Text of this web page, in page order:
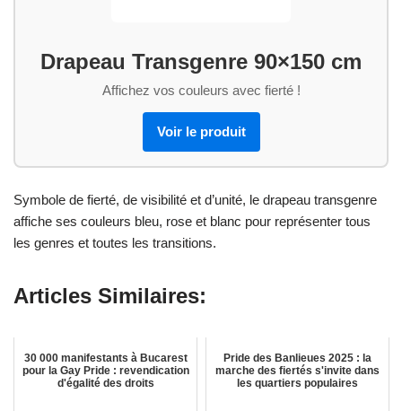
Drapeau Transgenre 90×150 cm
Affichez vos couleurs avec fierté !
Voir le produit
Symbole de fierté, de visibilité et d’unité, le drapeau transgenre
affiche ses couleurs bleu, rose et blanc pour représenter tous
les genres et toutes les transitions.
Articles Similaires:
30 000 manifestants à Bucarest
pour la Gay Pride : revendication
d'égalité des droits
Pride des Banlieues 2025 : la
marche des fiertés s'invite dans
les quartiers populaires